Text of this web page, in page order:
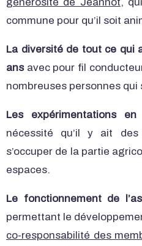
commune pour qu’il soit
La diversité de tout ce qui
ansavec pour fil
nombreuses personnes qui
Les expérimentations en
nécessité qu’il y ait
s’occuper de la partie
espaces.
Le fonctionnement de
permettant le
co-responsabilité des